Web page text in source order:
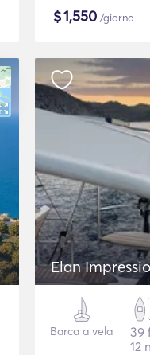
$1,550 /giorno
Elan
Barca a vela
39
12